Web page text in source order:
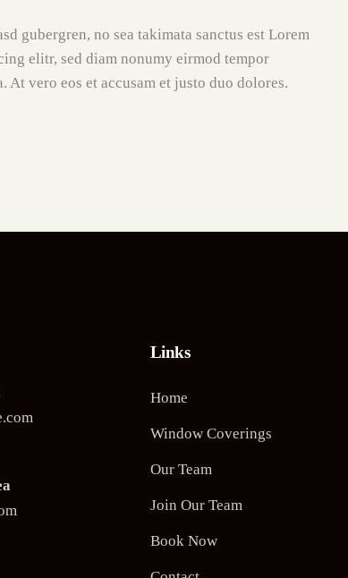
gubergren, no sea takimata sanctus est Lorem
elitr, sed diam nonumy eirmod tempor
vero eos et accusam et justo duo dolores.
Links
Home
Window Coverings
Our Team
Join Our Team
Book Now